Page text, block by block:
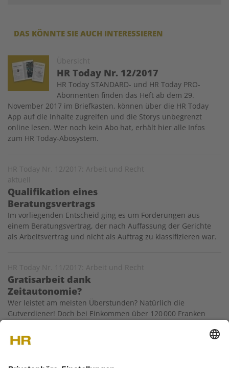
DAS KÖNNTE SIE AUCH INTERESSIEREN
Übersicht
HR Today Nr. 12/2017
Image
HR Today STANDARD- und HR Today PRO-
Abonnenten finden das Heft ab dem 29.
November 2017 im Briefkasten, können über die HR Today
App auf die Inhalte zugreifen und die Storys unbegrenzt
online lesen. Wer noch kein Abo hat, erhält hier alle Infos
zum HR Today-Abosystem.
HR Today Nr. 12/2017: Arbeit und Recht
aktuell
Qualifikation eines
Beratungsvertrags
Im vorliegenden Entscheid ging es um Forderungen aus
einem Beratungsvertrag, der nach Auffassung der Gerichte
als Arbeitsvertrag und nicht als Auftrag zu klassifizieren war.
HR Today Nr. 11/2017: Arbeit und Recht
Gratisarbeit dank
Zeitautonomie?
Wer leistet am meisten Überstunden? Natürlich die
Gutverdiener! Doch bei Einkommen über 120 000 Franken
verzichtet werden. So spart die Wirtschaft faktisch hohe
Überstundenentschädigungen. – Voraussetzung: Die